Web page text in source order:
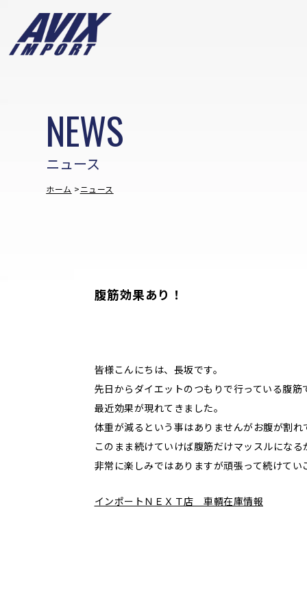
ニュース
NEWS
ホーム ニュース
腹筋効果あり！
皆様こんにちは、長坂です。
先日からダイエットのつもりで行っている腹筋
最近効果が現れてきました。
体重が減るという事はありませんがお腹が割れ
このまま続けていけば腹筋だけマッスルになる
非常に楽しみではありますが頑張って続けてい
インポートＮＥＸＴ店 車輌在庫情報